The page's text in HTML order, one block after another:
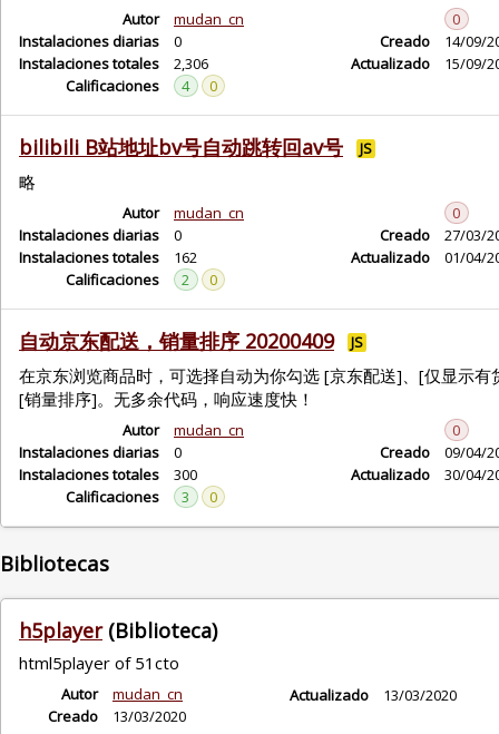
Autor
mudan_cn
Instalaciones diarias
0
Instalaciones totales
2,306
Calificaciones
4 0
0
Creado
14/09/
Actualizado
15/09/
bilibili B站地址bv号自动跳转回av号 JS
略
Autor
mudan_cn
Instalaciones diarias
0
Instalaciones totales
162
Calificaciones
2 0
0
Creado
27/03/
Actualizado
01/04/
自动京东配送，销量排序 20200409 JS
在京东浏览商品时，可选择自动为你勾选 [京东配送]、[仅显示有
[销量排序]。无多余代码，响应速度快！
Autor
mudan_cn
Instalaciones diarias
0
Instalaciones totales
300
Calificaciones
3 0
0
Creado
09/04/
Actualizado
30/04/
Bibliotecas
h5player (Biblioteca)
html5player of 51cto
Autor
mudan_cn
Creado
13/03/2020
Actualizado 13/03/2020